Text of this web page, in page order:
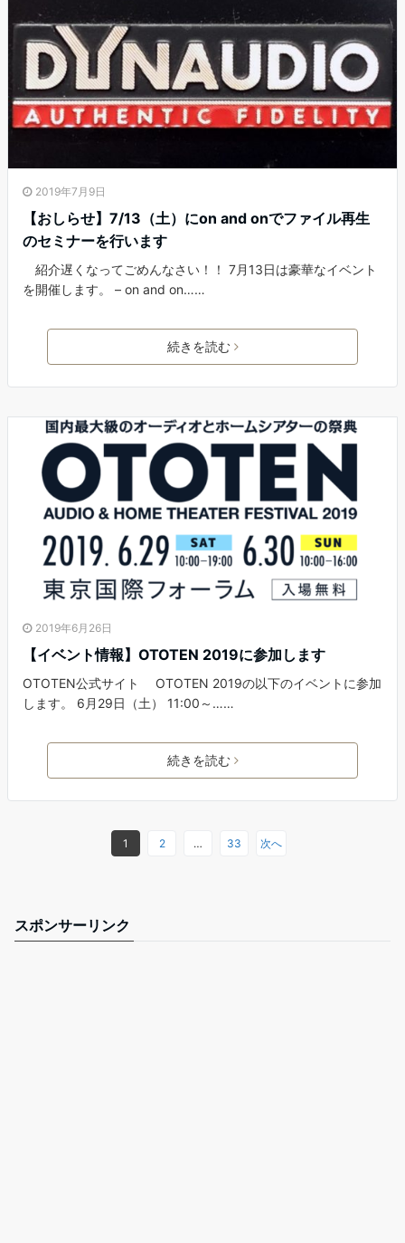
2019年7月9日
【おしらせ】7/13（土）にon and onでファイル再生
のセミナーを行います
紹介遅くなってごめんなさい！！ 7月13日は豪華なイベント
を開催します。 – on and on……
続きを読む
2019年6月26日
【イベント情報】OTOTEN 2019に参加します
OTOTEN公式サイト OTOTEN 2019の以下のイベントに参加
します。 6月29日（土） 11:00～……
続きを読む
1 2 … 33 次へ
スポンサーリンク